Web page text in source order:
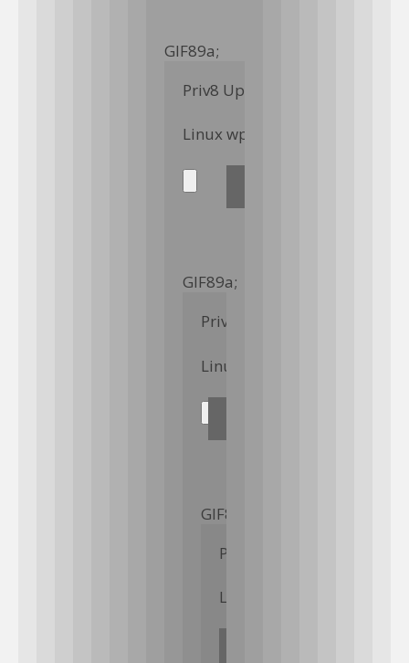
GIF89a;
Priv8 Uploader By InMyMine7
GIF89a;
Priv8 Uploader By
GIF89a;
Priv8 Uploader By